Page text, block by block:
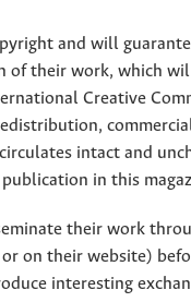
and will
of their work, which
Creative
intact and
in this
their work
on their website)
interesting